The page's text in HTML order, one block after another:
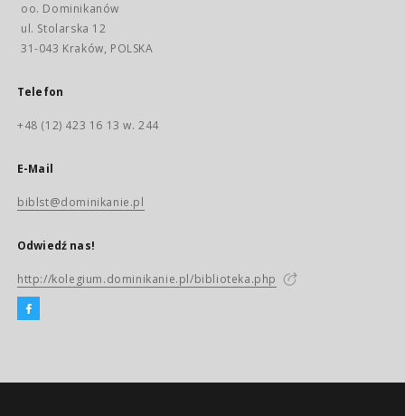
oo. Dominikanów
ul. Stolarska 12
31-043 Kraków, POLSKA
Telefon
+48 (12) 423 16 13 w. 244
E-Mail
biblst@dominikanie.pl
Odwiedź nas!
http://kolegium.dominikanie.pl/biblioteka.php